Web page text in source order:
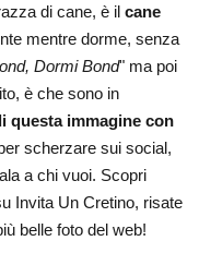
di cane, è il cane
mentre dorme, senza
Dormi Bond" ma poi
è che sono in
questa immagine con
scherzare sui social,
a chi vuoi. Scopri
Invita Un Cretino, risate
belle foto del web!